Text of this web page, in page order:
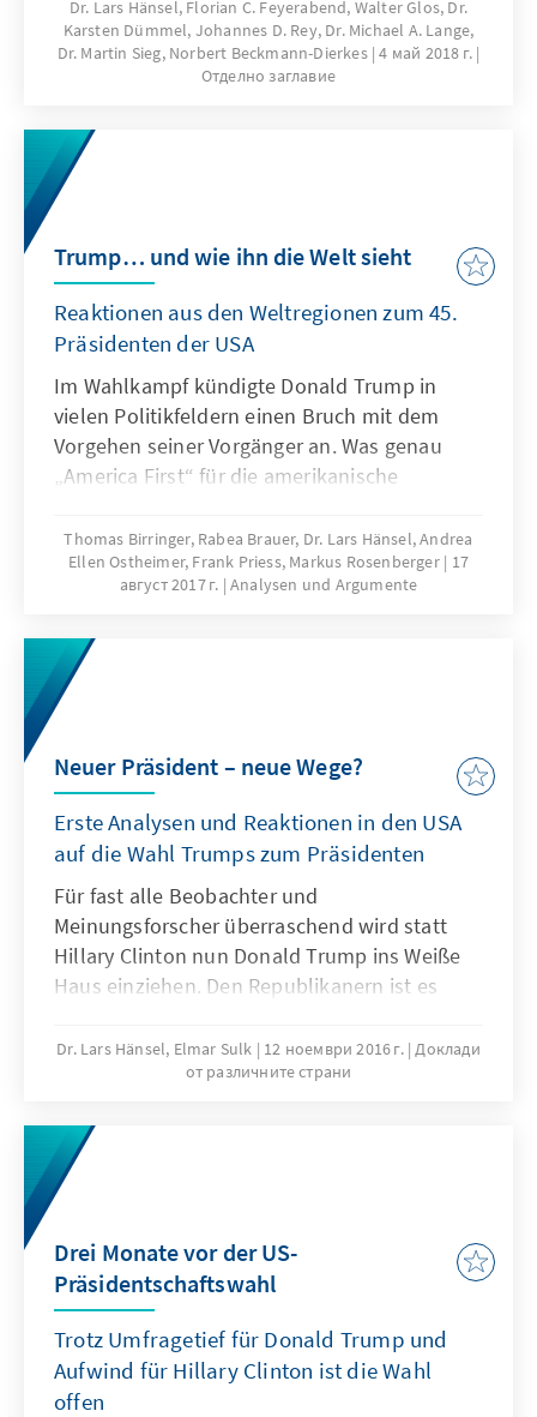
Region selbst. Russland, China, die Türkei und
die Golfstaaten gewinnen mit
Intentionen und Interessen an Einfluss in
dieser Enklave innerhalb der Europäischen
Union – politisch, wirtschaftlich und kulturell.
Dr. Lars Hänsel, Florian C. Feyerabend, Walter Glos, Dr.
Karsten Dümmel, Johannes D. Rey, Dr. Michael A. Lange,
Dr. Martin Sieg, Norbert Beckmann-Dierkes 4 май 2018 г.
Отделно заглавие
Trump… und wie ihn die Welt sieht
Reaktionen aus den Weltregionen zum 45.
Präsidenten der USA
Im Wahlkampf kündigte Donald Trump in
vielen Politikfeldern einen Bruch mit dem
Vorgehen seiner Vorgänger an. Was genau
„America First“ für die amerikanische
nach seinem Amtsantritt jedoch offen. Bis
heute ist seine Präsidentschaft mit
Fragezeichen versehen und von
Papier liefert Hintergrundinformationen über
die weltweiten Wahrnehmungen der neuen
politischen Ausrichtung der USA unter
Erklärungsmuster für Trumps Wahlsieg ab
auf.
Thomas Birringer, Rabea Brauer, Dr. Lars Hänsel, Andrea
Ellen Ostheimer, Frank Priess, Markus Rosenberger
17
август 2017 г. Analysen und Argumente
Neuer Präsident – neue Wege?
Erste Analysen und Reaktionen in den USA
auf die Wahl Trumps zum Präsidenten
Für fast alle Beobachter und
Meinungsforscher überraschend wird statt
Hillary Clinton nun Donald Trump ins Weiße
Haus einziehen. Den Republikanern ist es
Häusern des Kongresses zu behaupten.
Dr. Lars Hänsel, Elmar Sulk 12 ноември 2016 г. Доклади
от различните страни
Drei Monate vor der US-
Präsidentschaftswahl
Trotz Umfragetief für Donald Trump und
Aufwind für Hillary Clinton ist die Wahl
offen